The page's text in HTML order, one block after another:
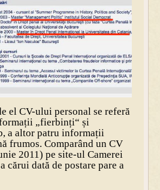
el CV-ului personal se referă
„fierbinți“ și
a altor patru informații
frumos. Comparând un CV
2011) pe site-ul Camerei
cărui dată de postare pare a